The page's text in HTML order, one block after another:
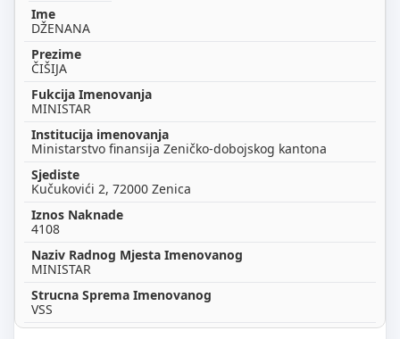
DŽENANA
ČIŠIJA
MINISTAR
Ministarstvo finansija Zeničko-dobojskog kantona
Kučukovići 2, 72000 Zenica
4108
MINISTAR
VSS